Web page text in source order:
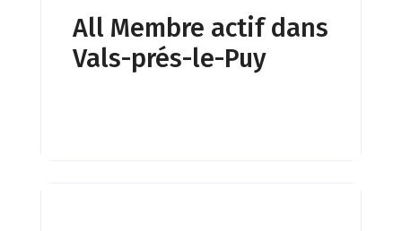
All Membre actif dans
Vals-prés-le-Puy